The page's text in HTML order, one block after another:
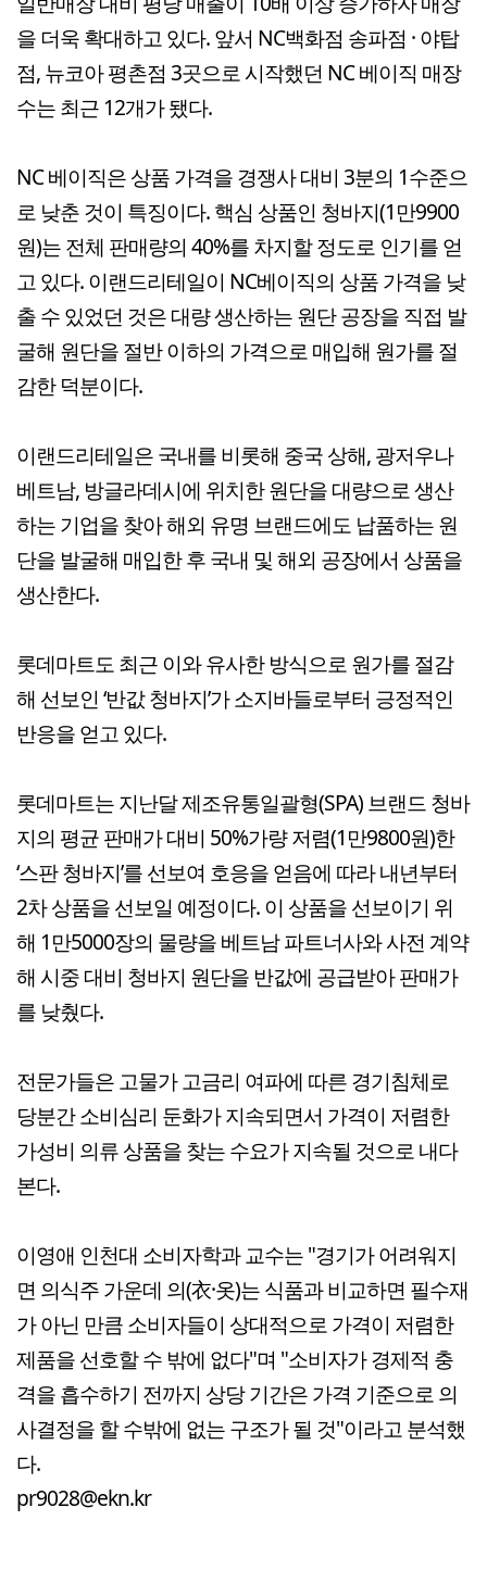
을 더욱 확대하고 있다. 앞서 NC백화점 송파점 · 야탑
점, 뉴코아 평촌점 3곳으로 시작했던 NC 베이직 매장
수는 최근 12개가 됐다.
NC 베이직은 상품 가격을 경쟁사 대비 3분의 1수준으
로 낮춘 것이 특징이다. 핵심 상품인 청바지(1만9900
원)는 전체 판매량의 40%를 차지할 정도로 인기를 얻
고 있다. 이랜드리테일이 NC베이직의 상품 가격을 낮
출 수 있었던 것은 대량 생산하는 원단 공장을 직접 발
굴해 원단을 절반 이하의 가격으로 매입해 원가를 절
감한 덕분이다.
이랜드리테일은 국내를 비롯해 중국 상해, 광저우나
베트남, 방글라데시에 위치한 원단을 대량으로 생산
하는 기업을 찾아 해외 유명 브랜드에도 납품하는 원
단을 발굴해 매입한 후 국내 및 해외 공장에서 상품을
생산한다.
롯데마트도 최근 이와 유사한 방식으로 원가를 절감
해 선보인 ‘반값 청바지’가 소지바들로부터 긍정적인
반응을 얻고 있다.
롯데마트는 지난달 제조유통일괄형(SPA) 브랜드 청바
지의 평균 판매가 대비 50%가량 저렴(1만9800원)한
‘스판 청바지’를 선보여 호응을 얻음에 따라 내년부터
2차 상품을 선보일 예정이다. 이 상품을 선보이기 위
해 1만5000장의 물량을 베트남 파트너사와 사전 계약
해 시중 대비 청바지 원단을 반값에 공급받아 판매가
를 낮췄다.
전문가들은 고물가 고금리 여파에 따른 경기침체로
당분간 소비심리 둔화가 지속되면서 가격이 저렴한
가성비 의류 상품을 찾는 수요가 지속될 것으로 내다
본다.
이영애 인천대 소비자학과 교수는 "경기가 어려워지
면 의식주 가운데 의(衣·옷)는 식품과 비교하면 필수재
가 아닌 만큼 소비자들이 상대적으로 가격이 저렴한
제품을 선호할 수 밖에 없다"며 "소비자가 경제적 충
격을 흡수하기 전까지 상당 기간은 가격 기준으로 의
사결정을 할 수밖에 없는 구조가 될 것"이라고 분석했
다.
pr9028@ekn.kr